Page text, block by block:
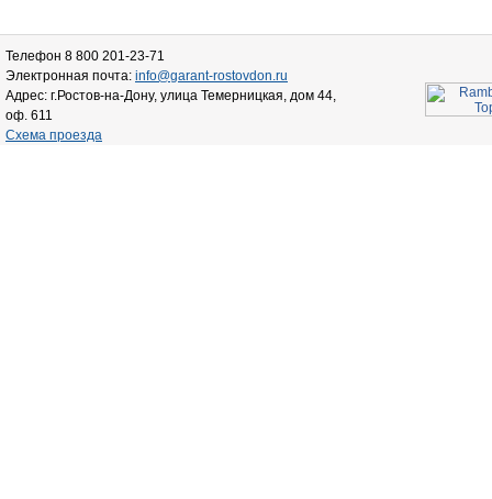
Телефон 8 800 201-23-71
Электронная почта: info@garant-rostovdon.ru
Адрес: г.Ростов-на-Дону, улица Темерницкая, дом 44,
оф. 611
Схема проезда